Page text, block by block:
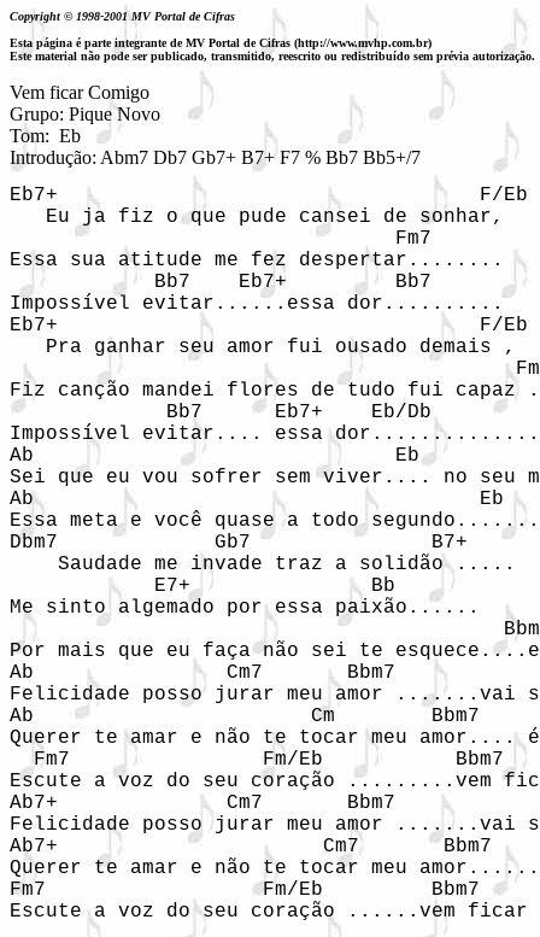
Copyright © 1998-2001 MV Portal de Cifras
Esta página é parte integrante de MV Portal de Cifras (http://www.mvhp.com.br)
Este material não pode ser publicado, transmitido, reescrito ou redistribuído sem prévia autorização.
Vem ficar Comigo
Grupo: Pique Novo
Tom:  Eb
Introdução: Abm7 Db7 Gb7+ B7+ F7 % Bb7 Bb5+/7
Eb7+                                   F/Eb
   Eu ja fiz o que pude cansei de sonhar,
                                Fm7
Essa sua atitude me fez despertar........
            Bb7    Eb7+         Bb7
Impossível evitar......essa dor..........
Eb7+                                   F/Eb
   Pra ganhar seu amor fui ousado demais ,
Fiz canção mandei flores de tudo fui
             Bb7      Eb7+    Eb/Db
Impossível evitar.... essa
Ab                              Eb
Sei que eu vou sofrer sem viver.... no seu
Ab                                     Eb
Essa meta e você quase a todo
Dbm7             Gb7               B7+
    Saudade me invade traz a solidão .....
            E7+               Bb
Me sinto algemado por essa paixão......
Por mais que eu faça não sei te
Ab                Cm7       Bbm7
Felicidade posso jurar meu amor
Ab                       Cm        Bbm7
Querer te amar e não te tocar meu
Fm7                Fm/Eb           Bbm7
Escute a voz do seu coração
Ab7+              Cm7       Bbm7
Felicidade posso jurar meu amor
Ab7+                      Cm7       Bbm7
Querer te amar e não te tocar meu
Fm7                  Fm/Eb         Bbm7
Escute a voz do seu coração ......vem